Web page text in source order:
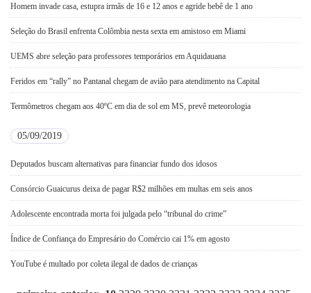
Homem invade casa, estupra irmãs de 16 e 12 anos e agride bebê de 1 ano
Seleção do Brasil enfrenta Colômbia nesta sexta em amistoso em Miami
UEMS abre seleção para professores temporários em Aquidauana
Feridos em “rally” no Pantanal chegam de avião para atendimento na Capital
Termômetros chegam aos 40ºC em dia de sol em MS, prevê meteorologia
05/09/2019
Deputados buscam alternativas para financiar fundo dos idosos
Consórcio Guaicurus deixa de pagar R$2 milhões em multas em seis anos
Adolescente encontrada morta foi julgada pelo “tribunal do crime”
Índice de Confiança do Empresário do Comércio cai 1% em agosto
YouTube é multado por coleta ilegal de dados de crianças